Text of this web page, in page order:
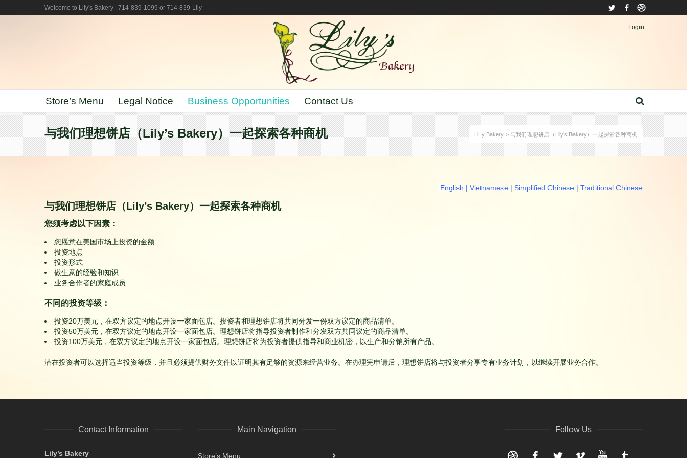
Welcome to Lily's Bakery | 714-839-1099 or 714-839-Lily Twitter Facebook
Login
Store’s Menu Legal Notice Business Opportunities Contact Us
与我们理想饼店（Lily’s Bakery）一起探索各种商机 LiLy Bakery > 与我们理想饼店（Lily’s Bakery）一起探索各种商机
English | Vietnamese | Simplified Chinese | Traditional Chinese
与我们理想饼店（Lily’s Bakery）一起探索各种商机
您须考虑以下因素：
您愿意在美国市场上投资的金额
投资地点
投资形式
做生意的经验和知识
业务合作者的家庭成员
不同的投资等级：
投资20万美元，在双方议定的地点开设一家面包店。投资者和理想饼店将共同分发一份双方议定的商品清单。
投资50万美元，在双方议定的地点开设一家面包店。理想饼店将指导投资者制作和分发双方共同议定的商品清单。
投资100万美元，在双方议定的地点开设一家面包店。理想饼店将为投资者提供指导和商业机密，以生产和分销所有产品。
潜在投资者可以选择适当投资等级，并且必须提供财务文件以证明其有足够的资源来经营业务。在办理完申请后，理想饼店将与投资者分享专有业务计划，以继续开展业务合作。
Contact Information
Lily’s Bakery
Main Navigation
Store’s Menu
Follow Us
Dribbble FacebookTwitter Vimeo YouTube